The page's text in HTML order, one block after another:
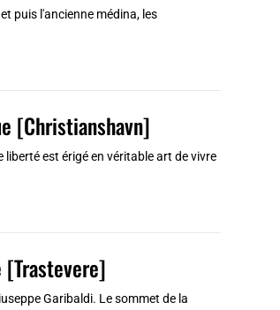
puis l'ancienne médina, les
[Christianshavn]
est érigé en véritable art de vivre
[Trastevere]
Garibaldi. Le sommet de la